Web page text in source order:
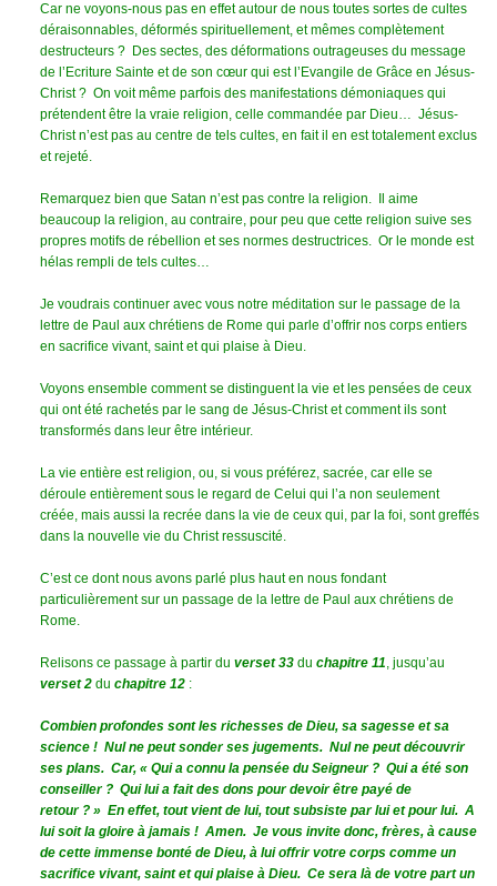
Car ne voyons-nous pas en effet autour de nous toutes sortes de cultes
déraisonnables, déformés spirituellement, et mêmes complètement
destructeurs ? Des sectes, des déformations outrageuses du message
de l’Ecriture Sainte et de son cœur qui est l’Evangile de Grâce en Jésus-
Christ ? On voit même parfois des manifestations démoniaques qui
prétendent être la vraie religion, celle commandée par Dieu… Jésus-
Christ n’est pas au centre de tels cultes, en fait il en est totalement exclus
et rejeté.
Remarquez bien que Satan n’est pas contre la religion. Il aime
beaucoup la religion, au contraire, pour peu que cette religion suive ses
propres motifs de rébellion et ses normes destructrices. Or le monde est
hélas rempli de tels cultes…
Je voudrais continuer avec vous notre méditation sur le passage de la
lettre de Paul aux chrétiens de Rome qui parle d’offrir nos corps entiers
en sacrifice vivant, saint et qui plaise à Dieu.
Voyons ensemble comment se distinguent la vie et les pensées de ceux
qui ont été rachetés par le sang de Jésus-Christ et comment ils sont
transformés dans leur être intérieur.
La vie entière est religion, ou, si vous préférez, sacrée, car elle se
déroule entièrement sous le regard de Celui qui l’a non seulement
créée, mais aussi la recrée dans la vie de ceux qui, par la foi, sont greffés
dans la nouvelle vie du Christ ressuscité.
C’est ce dont nous avons parlé plus haut en nous fondant
particulièrement sur un passage de la lettre de Paul aux chrétiens de
Rome.
Relisons ce passage à partir du verset 33 du chapitre 11, jusqu’au
verset 2 du chapitre 12 :
Combien profondes sont les richesses de Dieu, sa sagesse et sa
science ! Nul ne peut sonder ses jugements. Nul ne peut découvrir
ses plans. Car, « Qui a connu la pensée du Seigneur ? Qui a été son
conseiller ? Qui lui a fait des dons pour devoir être payé de
retour ? » En effet, tout vient de lui, tout subsiste par lui et pour lui. A
lui soit la gloire à jamais ! Amen. Je vous invite donc, frères, à cause
de cette immense bonté de Dieu, à lui offrir votre corps comme un
sacrifice vivant, saint et qui plaise à Dieu. Ce sera là de votre part un